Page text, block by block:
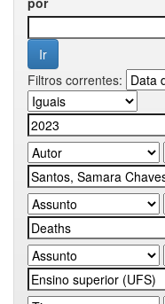
Filtros correntes: